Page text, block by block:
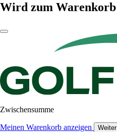
Wird zum
Zwischensumme
Meinen Warenkorb anzeigen